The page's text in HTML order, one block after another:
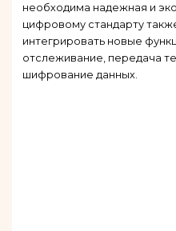
необходима надежная и
цифровому стандарту
интегрировать новые
отслеживание, передача
шифрование данных.